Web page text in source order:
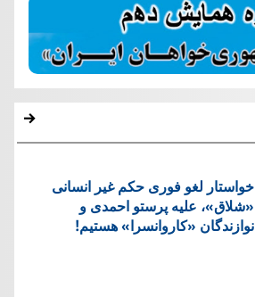
خواستار لغو فوری حکم غیر انسانی
«شلاق»، علیه پرستو احمدی و
نوازندگان «کاروانسرا» هستیم!